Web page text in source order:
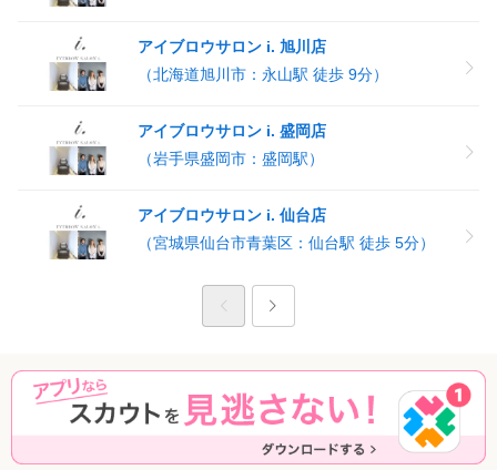
アイブロウサロン i. 旭川店
（北海道旭川市：永山駅 徒歩 9分）
アイブロウサロン i. 盛岡店
（岩手県盛岡市：盛岡駅）
アイブロウサロン i. 仙台店
（宮城県仙台市青葉区：仙台駅 徒歩 5分）